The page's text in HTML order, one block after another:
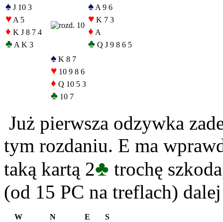
♠ J 10 3
♥ A 5
♦ K J 8 7 4
♣ A K 3
♠ A 9 6
♥ K 7 3
♦ A
♣ Q J 9 8 6 5
♠ K 8 7
♥ 10 9 8 6
♦ Q 10 5 3
♣ 10 7
Już pierwsza odzywka
tym rozdaniu. E ma
taką kartą 2♣ trochę
(od 15 PC na treflach)
W N E
S